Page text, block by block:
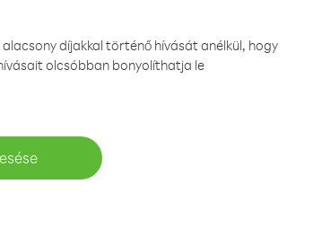
díjakkal történő hívását anélkül, hogy
olcsóbban bonyolíthatja le